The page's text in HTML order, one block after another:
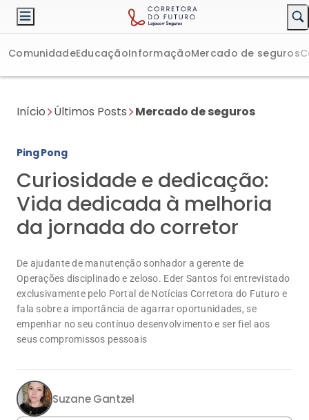
ComunidadeEducaçãoInformaçãoMercado de seguros
Início Últimos Posts Mercado de seguros
Ping Pong
Curiosidade e dedicação:
Vida dedicada à melhoria
da jornada do corretor
De ajudante de manutenção sonhador a gerente de
Operações disciplinado e zeloso. Eder Santos foi entrevistado
exclusivamente pelo Portal de Notícias Corretora do Futuro e
fala sobre a importância de agarrar oportunidades, se
empenhar no seu contínuo desenvolvimento e ser fiel aos
seus compromissos pessoais
Suzane Gantzel